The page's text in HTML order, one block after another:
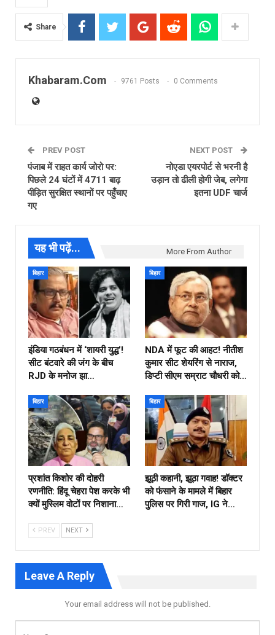
Share
Khabaram.Com 9761 Posts 0 Comments
PREV POST
पंजाब में राहत कार्य जोरो पर:
पिछले 24 घंटों में 4711 बाढ़
पीड़ित सुरक्षित स्थानों पर पहुँचाए
गए
NEXT POST
नोएडा एयरपोर्ट से भरनी है
उड़ान तो ढीली होगी जेब, लगेगा
इतना UDF चार्ज
यह भी पढ़ें... More From Author
बिहार
इंडिया गठबंधन में ‘शायरी युद्ध’!
सीट बंटवारे की जंग के बीच
RJD के मनोज झा…
बिहार
NDA में फूट की आहट! नीतीश
कुमार सीट शेयरिंग से नाराज,
डिप्टी सीएम सम्राट चौधरी को…
बिहार
प्रशांत किशोर की दोहरी
रणनीति: हिंदू चेहरा पेश करके भी
क्यों मुस्लिम वोटों पर निशाना…
बिहार
झूठी कहानी, झूठा गवाह! डॉक्टर
को फंसाने के मामले में बिहार
पुलिस पर गिरी गाज, IG ने…
PREV NEXT
Leave A Reply
Your email address will not be published.